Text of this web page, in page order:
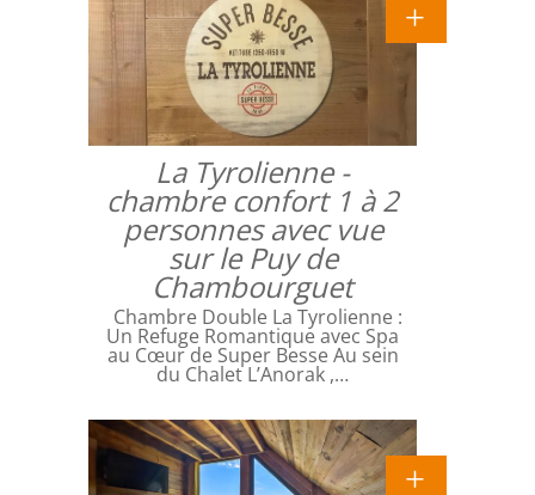
La Tyrolienne -
chambre confort 1 à 2
personnes avec vue
sur le Puy de
Chambourguet
Chambre Double La Tyrolienne :
Un Refuge Romantique avec Spa
au Cœur de Super Besse Au sein
du Chalet L’Anorak ,…